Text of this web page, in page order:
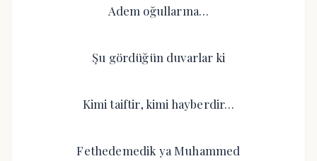
Adem oğullarına…
Şu gördüğün duvarlar ki
Kimi taiftir, kimi hayberdir…
Fethedemedik ya Muhammed